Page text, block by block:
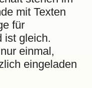
mit Texten
für
ist gleich.
einmal,
eingeladen